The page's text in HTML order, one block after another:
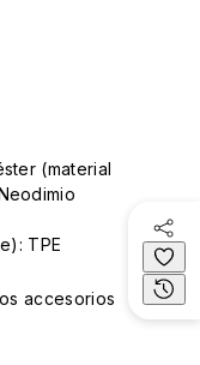
(material
TPE
accesorios